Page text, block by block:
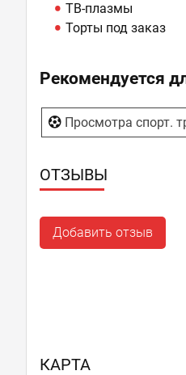
ТВ-плазмы
Торты под заказ
Рекомендуется
Просмотра спорт.
ОТЗЫВЫ
Добавить отзыв
КАРТА